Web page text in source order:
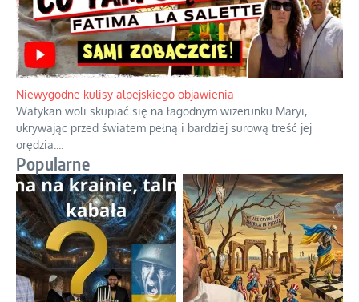
Niewygodne kulisy alpejskiego objawienia
Watykan woli skupiać się na łagodnym wizerunku Maryi,
ukrywając przed światem pełną i bardziej surową treść jej
orędzia.
Popularne